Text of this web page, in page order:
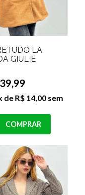
LÃ
GIULIE
de R$ 14,00 sem
COMPRAR